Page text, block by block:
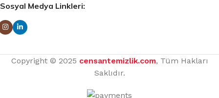
Sosyal Medya Linkleri:
Copyright © 2025 censantemizlik.com, Tüm Hakları
Saklıdır.